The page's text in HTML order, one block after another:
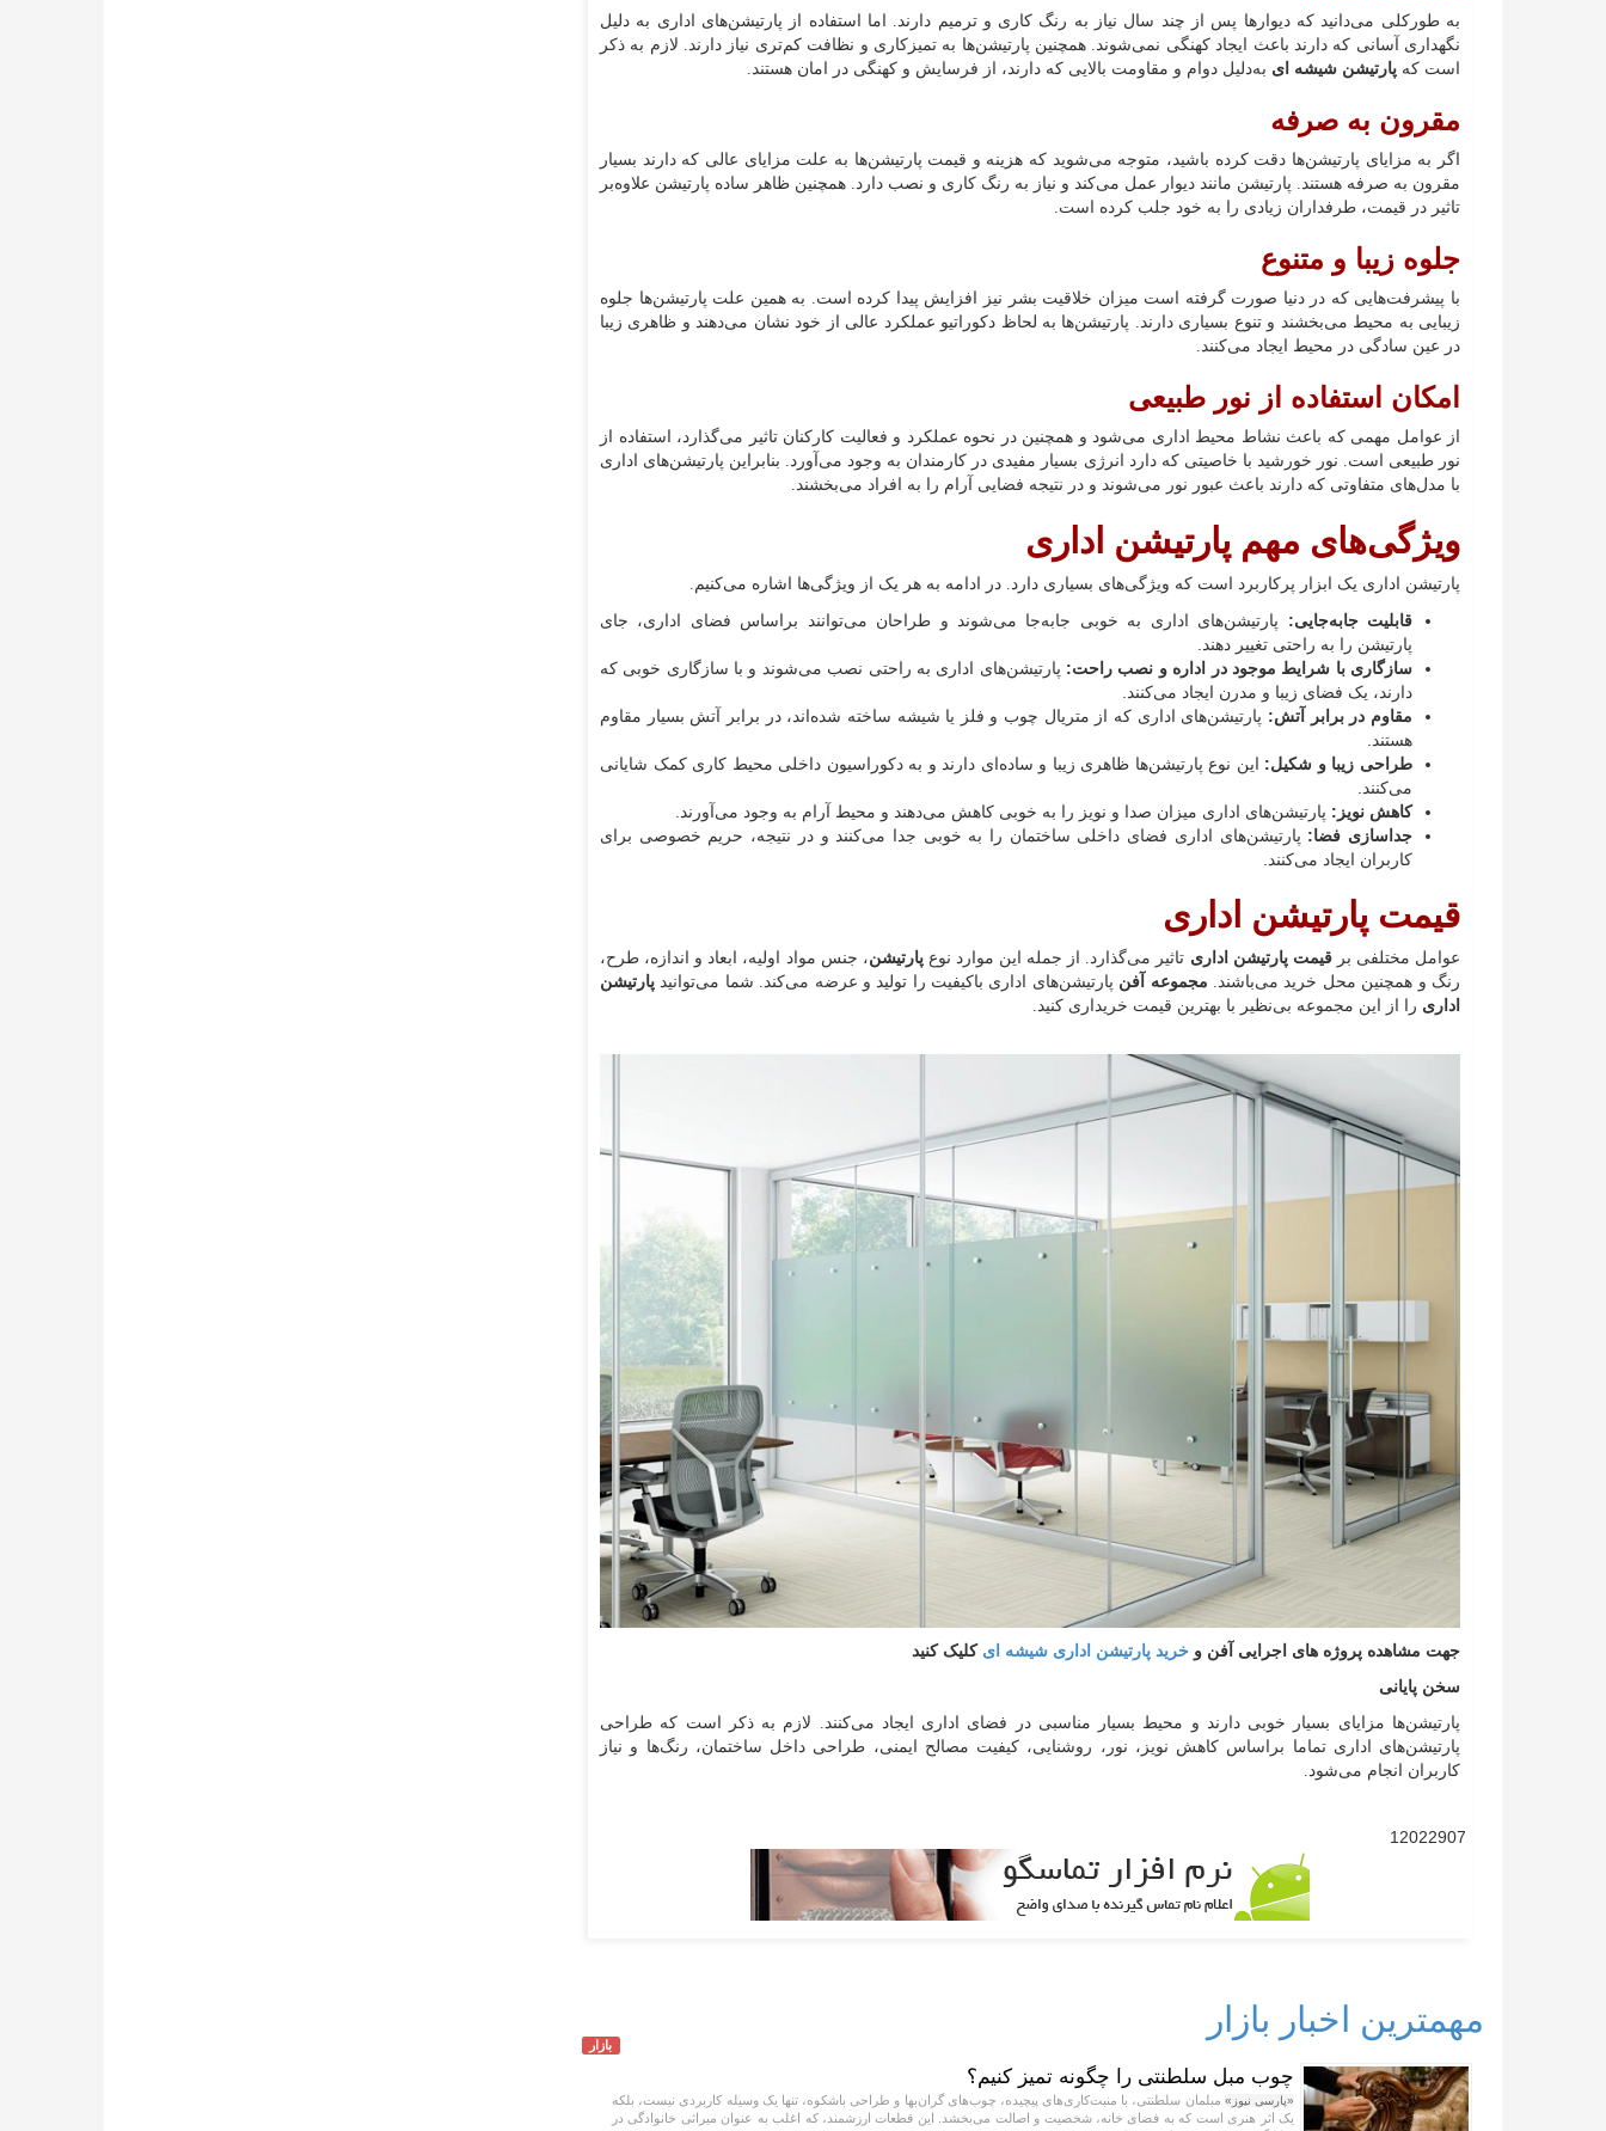
به طورکلی می‌دانید که دیوارها پس از چند سال نیاز به رنگ کاری و ترمیم دارند. اما استفاده از پارتیشن‌های اداری به دلیل
نگهداری آسانی که دارند باعث ایجاد کهنگی نمی‌شوند. همچنین پارتیشن‌ها به تمیزکاری و نظافت کم‌تری نیاز دارند. لازم به ذکر
است که پارتیشن شیشه ای به‌دلیل دوام و مقاومت بالایی که دارند، از فرسایش و کهنگی در امان هستند.
مقرون به صرفه
اگر به مزایای پارتیشن‌ها دقت کرده باشید، متوجه می‌شوید که هزینه و قیمت پارتیشن‌ها به علت مزایای عالی که دارند بسیار
مقرون به صرفه هستند. پارتیشن مانند دیوار عمل می‌کند و نیاز به رنگ کاری و نصب دارد. همچنین ظاهر ساده پارتیشن علاوه‌بر
تاثیر در قیمت، طرفداران زیادی را به خود جلب کرده است.
جلوه زیبا و متنوع
با پیشرفت‌هایی که در دنیا صورت گرفته است میزان خلاقیت بشر نیز افزایش پیدا کرده است. به همین علت پارتیشن‌ها جلوه
زیبایی به محیط می‌بخشند و تنوع بسیاری دارند. پارتیشن‌ها به لحاظ دکوراتیو عملکرد عالی از خود نشان می‌دهند و ظاهری زیبا
در عین سادگی در محیط ایجاد می‌کنند.
امکان استفاده از نور طبیعی
از عوامل مهمی که باعث نشاط محیط اداری می‌شود و همچنین در نحوه عملکرد و فعالیت کارکنان تاثیر می‌گذارد، استفاده از
نور طبیعی است. نور خورشید با خاصیتی که دارد انرژی بسیار مفیدی در کارمندان به وجود می‌آورد. بنابراین پارتیشن‌های اداری
با مدل‌های متفاوتی که دارند باعث عبور نور می‌شوند و در نتیجه فضایی آرام را به افراد می‌بخشند.
ویژگی‌های مهم پارتیشن اداری
پارتیشن اداری یک ابزار پرکاربرد است که ویژگی‌های بسیاری دارد. در ادامه به هر یک از ویژگی‌ها اشاره می‌کنیم.
قابلیت جابه‌جایی: پارتیشن‌های اداری به خوبی جابه‌جا می‌شوند و طراحان می‌توانند براساس فضای اداری، جای
پارتیشن را به راحتی تغییر دهند.
سازگاری با شرایط موجود در اداره و نصب راحت: پارتیشن‌های اداری به راحتی نصب می‌شوند و با سازگاری خوبی که
دارند، یک فضای زیبا و مدرن ایجاد می‌کنند.
مقاوم در برابر آتش: پارتیشن‌های اداری که از متریال چوب و فلز یا شیشه ساخته شده‌اند، در برابر آتش بسیار مقاوم
هستند.
طراحی زیبا و شکیل: این نوع پارتیشن‌ها ظاهری زیبا و ساده‌ای دارند و به دکوراسیون داخلی محیط کاری کمک شایانی
می‌کنند.
کاهش نویز: پارتیشن‌های اداری میزان صدا و نویز را به خوبی کاهش می‌دهند و محیط آرام به وجود می‌آورند.
جداسازی فضا: پارتیشن‌های اداری فضای داخلی ساختمان را به خوبی جدا می‌کنند و در نتیجه، حریم خصوصی برای
کاربران ایجاد می‌کنند.
قیمت پارتیشن اداری
عوامل مختلفی بر قیمت پارتیشن اداری تاثیر می‌گذارد. از جمله این موارد نوعپارتیشن، جنس مواد اولیه، ابعاد و اندازه، طرح،
رنگ و همچنین محل خرید می‌باشند. مجموعه آفن پارتیشن‌های اداری باکیفیت را تولید و عرضه می‌کند. شما می‌توانید پارتیشن
اداری را از این مجموعه بی‌نظیر با بهترین قیمت خریداری کنید.
جهت مشاهده پروژه های اجرایی آفن و خرید پارتیشن اداری شیشه ای کلیک کنید
سخن پایانی
پارتیشن‌ها مزایای بسیار خوبی دارند و محیط بسیار مناسبی در فضای اداری ایجاد می‌کنند. لازم به ذکر است که طراحی
پارتیشن‌های اداری تماما براساس کاهش نویز، نور، روشنایی، کیفیت مصالح ایمنی، طراحی داخل ساختمان، رنگ‌ها و نیاز
کاربران انجام می‌شود.
12022907
مهمترین اخبار بازار
بازار
چوب مبل سلطنتی را چگونه تمیز کنیم؟
«پارسی نیوز» مبلمان سلطنتی، با منبت‌کاری‌های پیچیده، چوب‌های گران‌بها و طراحی باشکوه، تنها یک وسیله کاربردی نیست، بلکه
یک اثر هنری است که به فضای خانه، شخصیت و اصالت می‌بخشد. این قطعات ارزشمند، که اغلب به عنوان میراثی خانوادگی در